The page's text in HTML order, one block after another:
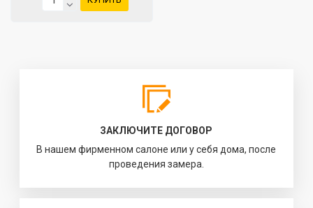
ЗАКЛЮЧИТЕ ДОГОВОР
В нашем фирменном салоне или у себя дома, после
проведения замера.